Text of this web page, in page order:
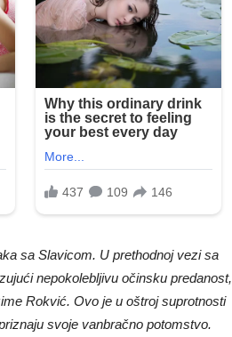
sa Slavicom. U prethodnoj vezi sa
nepokolebljivu očinsku predanost,
Rokvić. Ovo je u oštroj suprotnosti
svoje vanbračno potomstvo.